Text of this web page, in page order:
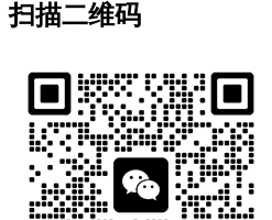
扫描二维码